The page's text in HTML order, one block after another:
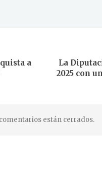
a
La
2025 con
están cerrados.